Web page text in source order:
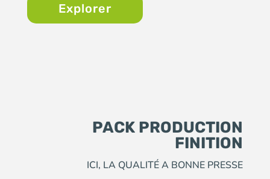
Explorer
PACK PRODUCTION
FINITION
ICI, LA QUALITÉ A BONNE PRESSE